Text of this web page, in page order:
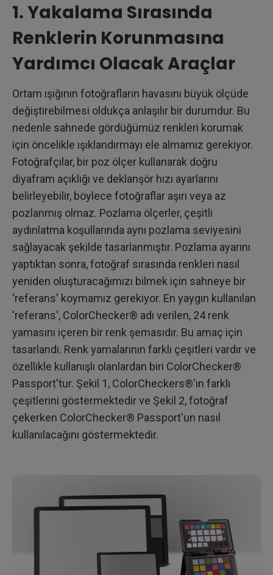
1. Yakalama Sırasında
Renklerin Korunmasına
Yardımcı Olacak Araçlar
Ortam ışığının fotoğrafların havasını büyük ölçüde
değiştirebilmesi oldukça anlaşılır bir durumdur. Bu
nedenle sahnede gördüğümüz renkleri korumak
için öncelikle ışıklandırmayı ele almamız gerekiyor.
Fotoğrafçılar, bir poz ölçer kullanarak doğru
diyafram açıklığı ve deklanşör hızı ayarlarını
belirleyebilir, böylece fotoğraflar aşırı veya az
pozlanmış olmaz. Pozlama ölçerler, çeşitli
aydınlatma koşullarında aynı pozlama seviyesini
sağlayacak şekilde tasarlanmıştır. Pozlama ayarını
yaptıktan sonra, fotoğraf sırasında renkleri nasıl
yeniden oluşturacağımızı bilmek için sahneye bir
'referans' koymamız gerekiyor. En yaygın kullanılan
'referans', ColorChecker® adı verilen, 24 renk
yamasını içeren bir renk şemasıdır. Bu amaç için
tasarlandı. Renk yamalarının farklı çeşitleri vardır ve
özellikle kullanışlı olanlardan biri ColorChecker®
Passport'tur. Şekil 1, ColorCheckers®'ın farklı
çeşitlerini göstermektedir ve Şekil 2, fotoğraf
çekerken ColorChecker® Passport'un nasıl
kullanılacağını göstermektedir.